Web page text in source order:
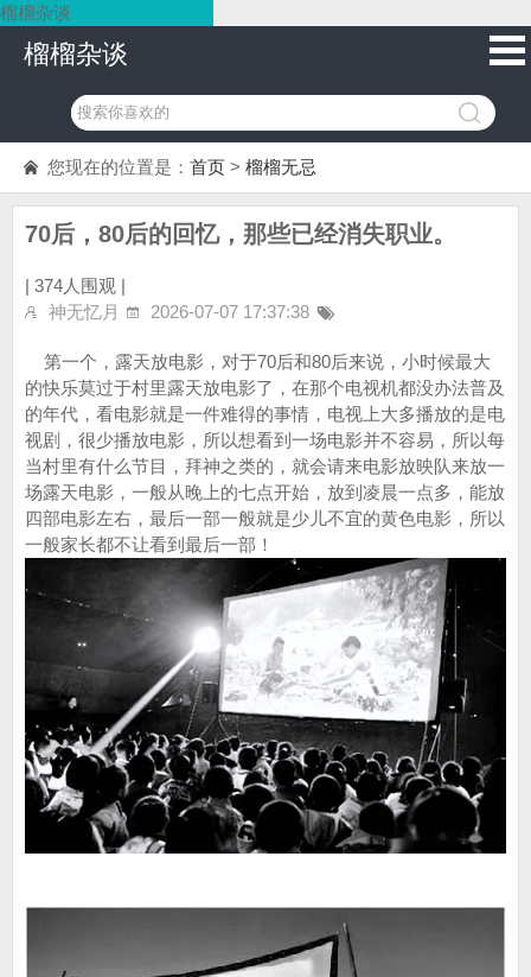
榴榴杂谈
榴榴杂谈
您现在的位置是： 首页 > 榴榴无忌
70后，80后的回忆，那些已经消失职业。
| 374人围观 |
神无忆月
2026-07-07 17:37:38
第一个，露天放电影，对于70后和80后来说，小时候最大
的快乐莫过于村里露天放电影了，在那个电视机都没办法普及
的年代，看电影就是一件难得的事情，电视上大多播放的是电
视剧，很少播放电影，所以想看到一场电影并不容易，所以每
当村里有什么节目，拜神之类的，就会请来电影放映队来放一
场露天电影，一般从晚上的七点开始，放到凌晨一点多，能放
四部电影左右，最后一部一般就是少儿不宜的黄色电影，所以
一般家长都不让看到最后一部！